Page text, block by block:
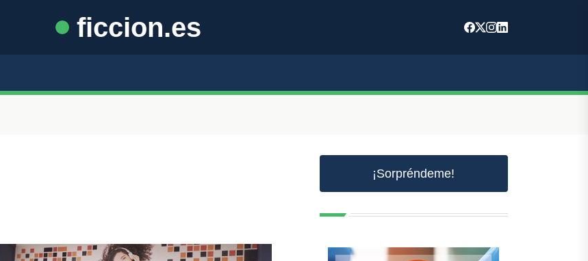
ficcion.es
¡Sorpréndeme!